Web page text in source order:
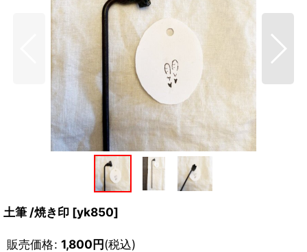
土筆 /焼き印 [yk850]
販売価格: 1,800円(税込)